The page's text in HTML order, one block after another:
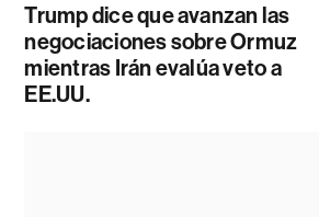
Trump dice que avanzan las
negociaciones sobre Ormuz
mientras Irán evalúa veto a
EE.UU.